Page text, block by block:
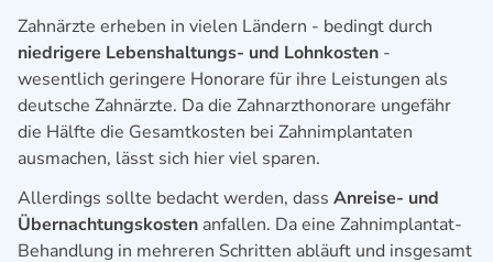
Zahnärzte erheben in vielen Ländern - bedingt durch
niedrigere Lebenshaltungs- und Lohnkosten -
wesentlich geringere Honorare für ihre Leistungen als
deutsche Zahnärzte. Da die Zahnarzthonorare ungefähr
die Hälfte die Gesamtkosten bei Zahnimplantaten
ausmachen, lässt sich hier viel sparen.
Allerdings sollte bedacht werden, dass Anreise- und
Übernachtungskosten anfallen. Da eine Zahnimplantat-
Behandlung in mehreren Schritten abläuft und insgesamt